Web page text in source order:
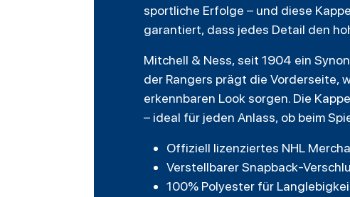
sportliche Erfolge – und diese
garantiert, dass jedes Detail den
Mitchell & Ness, seit 1904 ein
der Rangers prägt die Vorderseite,
erkennbaren Look sorgen. Die
– ideal für jeden Anlass, ob beim
Offiziell lizenziertes NHL
Verstellbarer Snapback-
100% Polyester für